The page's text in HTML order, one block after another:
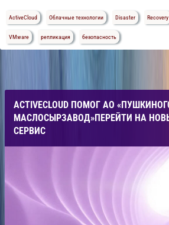
ActiveCloud Облачные технологии Disaster Recovery
VMware репликация безопасность
ACTIVECLOUD ПОМОГ АО
МАСЛОСЫРЗАВОД»ПЕРЕЙТИ НА
СЕРВИС